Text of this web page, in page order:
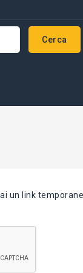
Cerca
un link